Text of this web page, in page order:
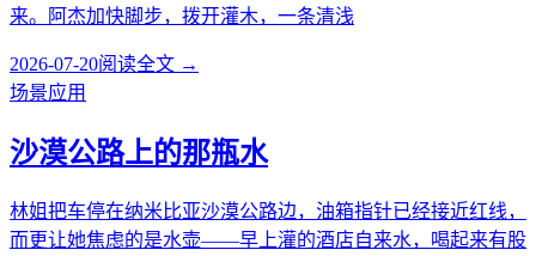
来。阿杰加快脚步，拨开灌木，一条清浅
2026-07-20阅读全文 →
场景应用
沙漠公路上的那瓶水
林姐把车停在纳米比亚沙漠公路边，油箱指针已经接近红线，
而更让她焦虑的是水壶——早上灌的酒店自来水，喝起来有股